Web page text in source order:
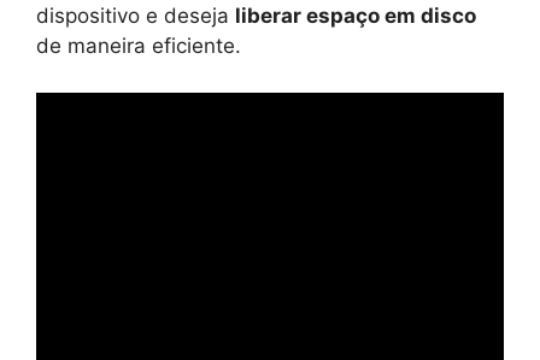
dispositivo e deseja liberar espaço em disco
de maneira eficiente.